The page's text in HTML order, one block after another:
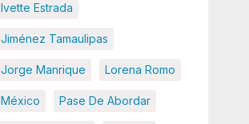
Ivette Estrada
Jiménez Tamaulipas
Jorge Manrique Lorena Romo
México Pase De Abordar